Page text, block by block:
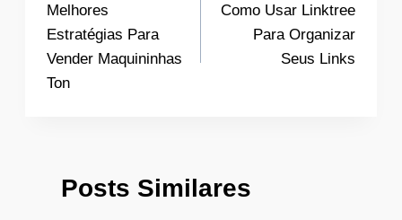
de
Post
Melhores
Estratégias Para
Vender Maquininhas
Ton
Como Usar Linktree
Para Organizar
Seus Links
Posts Similares